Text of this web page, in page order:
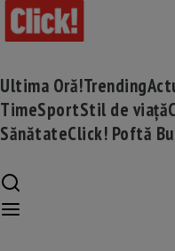
Ultima Oră!Trending
TimeSportStil de viață
SănătateClick! Poftă